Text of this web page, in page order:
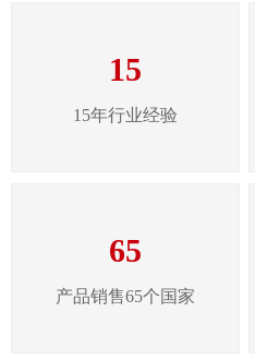
15
15年行业经验
65
产品销售65个国家